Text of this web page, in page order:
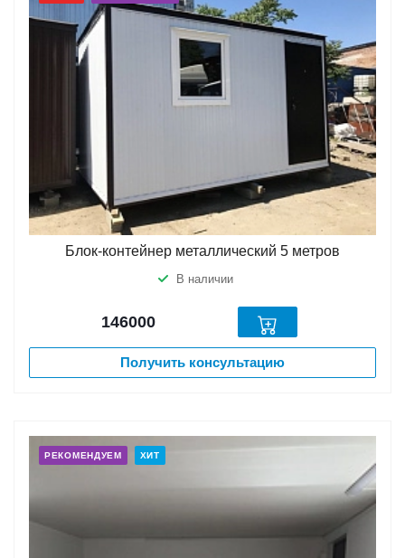
Блок-контейнер металлический 5 метров
В наличии
146000
Получить консультацию
РЕКОМЕНДУЕМ ХИТ